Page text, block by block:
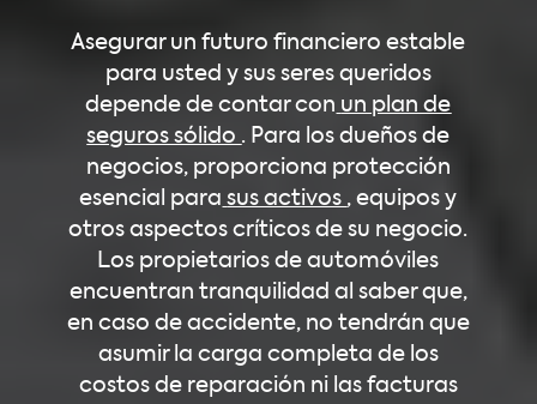
Asegurar un futuro financiero estable
para usted y sus seres queridos
depende de contar con un plan de
seguros sólido . Para los dueños de
negocios, proporciona protección
esencial para sus activos , equipos y
otros aspectos críticos de su negocio.
Los propietarios de automóviles
encuentran tranquilidad al saber que,
en caso de accidente, no tendrán que
asumir la carga completa de los
costos de reparación ni las facturas